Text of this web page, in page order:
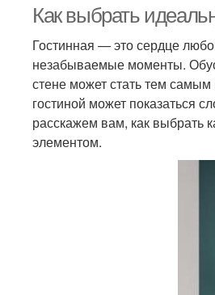
Как выбрать
Гостинная — это сердце
незабываемые моменты.
стене может стать тем
гостиной может показаться
расскажем вам, как выбрать
элементом.